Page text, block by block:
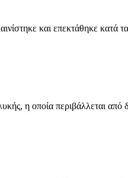
και επεκτάθηκε
η οποία περιβάλλεται